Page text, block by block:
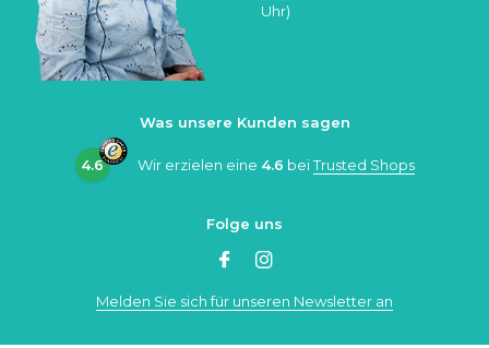
Uhr)
Was unsere Kunden sagen
4.6 Wir erzielen eine 4.6 beiTrusted Shops
Folge uns
Melden Sie sich für unseren Newsletter an